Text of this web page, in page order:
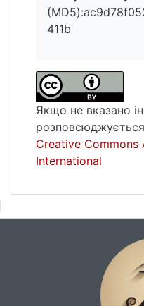
життя Речі
надруковано
католиками.
411b
Якщо не вказано
розповсюджується
Creative Commons
International